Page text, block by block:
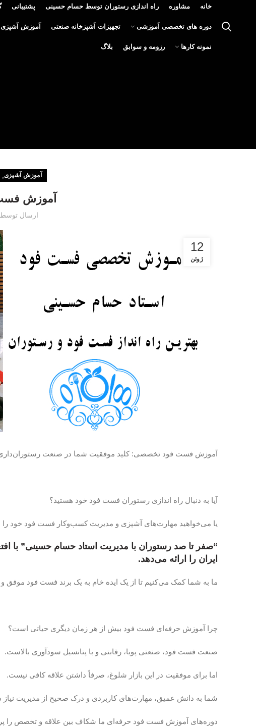
خانه مشاوره راه اندازی رستوران توسط حسام حسینی پشتیبانی
دوره های تخصصی آموزشی تجهیزات آشپزخانه صنعتی آموزش آشپزی
نمونه کارها رزومه و سوابق بلاگ
آموزش آشپزی
آموزش
ارسال توسط
12
ژوئن
آموزش فست فود تخصصی: کلید موفقیت شما در صنعت
آیا به دنبال راه اندازی رستوران فست فود خود هستید؟
یا می‌خواهید مهارت‌های آشپزی و مدیریت کسب‌وکار فست فود خود را
“صفر تا صد رستوران با مدیریت استاد حسام حسینی” با
ایران را ارائه می‌دهد.
ما به شما کمک می‌کنیم تا از یک ایده خام به یک برند فست فود موفق
چرا آموزش حرفه‌ای فست فود بیش از هر زمان دیگری حیاتی است؟
صنعت فست فود، صنعتی پویا، رقابتی و با پتانسیل سودآوری بالاست.
اما برای موفقیت در این بازار شلوغ، صرفاً داشتن علاقه کافی نیست.
شما به دانش عمیق، مهارت‌های کاربردی و درک صحیح از مدیریت نیاز
دوره‌های آموزش فست فود حرفه‌ای ما شکاف بین علاقه و تخصص را